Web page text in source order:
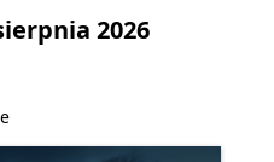
2026